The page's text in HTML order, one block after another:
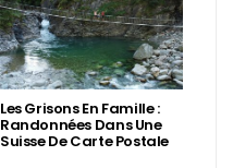
Les Grisons En Famille :
Randonnées Dans Une
Suisse De Carte Postale